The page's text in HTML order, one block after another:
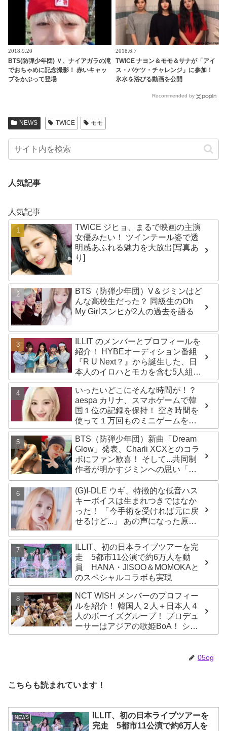
2018.9.20
BTS(防弾少年団) Ｖ、ナイアガラの滝
でおちゃめに記念撮影！ 赤いキャッ
プをかぶって登場
2018.6.7
TWICE ナヨン＆モモ＆サナが「アイ
ス・バケツ・チャレンジ」に参加！
氷水を浴びる動画を公開
Recommended by
NEWS TWICE モモ
人気記事
人気記事
TWICE ジヒョ、まるで映画の主演
女優みたい！ ツインテール姿で透
明感あふれる魅力を大放出[写真あ
り]
BTS（防弾少年団）V＆ジミンはど
んな高校生だった？ 同級生のOh
My Girlスンヒが2人の過去を語る
ILLIT のメンバーとプロフィールを
紹介！ HYBEオーディション番組
『R U Next？』から誕生した、日
本人のイロハとモカを含む5人組ガ
ールズグループ！ デビュー曲
「Magnetic」がいきなりの大ヒッ
ト
いったいどこにそんな時間が！？
aespa カリナ、スマホゲームで韓
国１位の記録を保持！ 空き時間を
使って１万回ものミニゲームをク
リア「芸能人たちが時間がないと
言っているのは全部嘘」
BTS（防弾少年団）新曲「Dream
Glow」発表、Charli XCXとのコラ
ボにファン歓喜！ そして...共同制
作者が明かすジミンへの思い「彼
の夢、そして彼の絶望から生まれ
た歌」
(G)I-DLE ウギ、特徴的な低音ハス
キーボイスは生まれつきではなか
った！ 「今手術を受ければ元に戻
せるけど...」 あの声になった原因
ILLIT、初の日本ライブツアーを完
走 5都市11公演で約6万人を動
員 HANA・JISOO＆MOMOKAと
のスペシャルコラボも実現
NCT WISH メンバーのプロフィー
ルを紹介！ 韓国人２人＋日本人４
人のボーイズグループ！ プロデュ
ーサーはアジアの歌姫BoA！ シオ
ン、ジェヒ、リク、ユウシ、リョ
05og
こちらも読まれています！
NEWS
ILLIT、初の日本ライブツアーを
完走 5都市11公演で約6万人を